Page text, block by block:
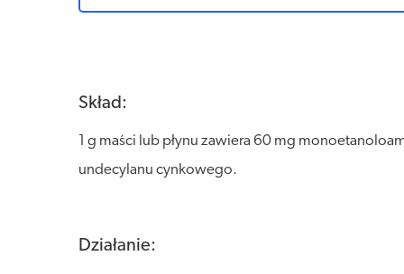
Skład:
1 g maści lub płynu zawiera 60 mg
undecylanu cynkowego.
Działanie: